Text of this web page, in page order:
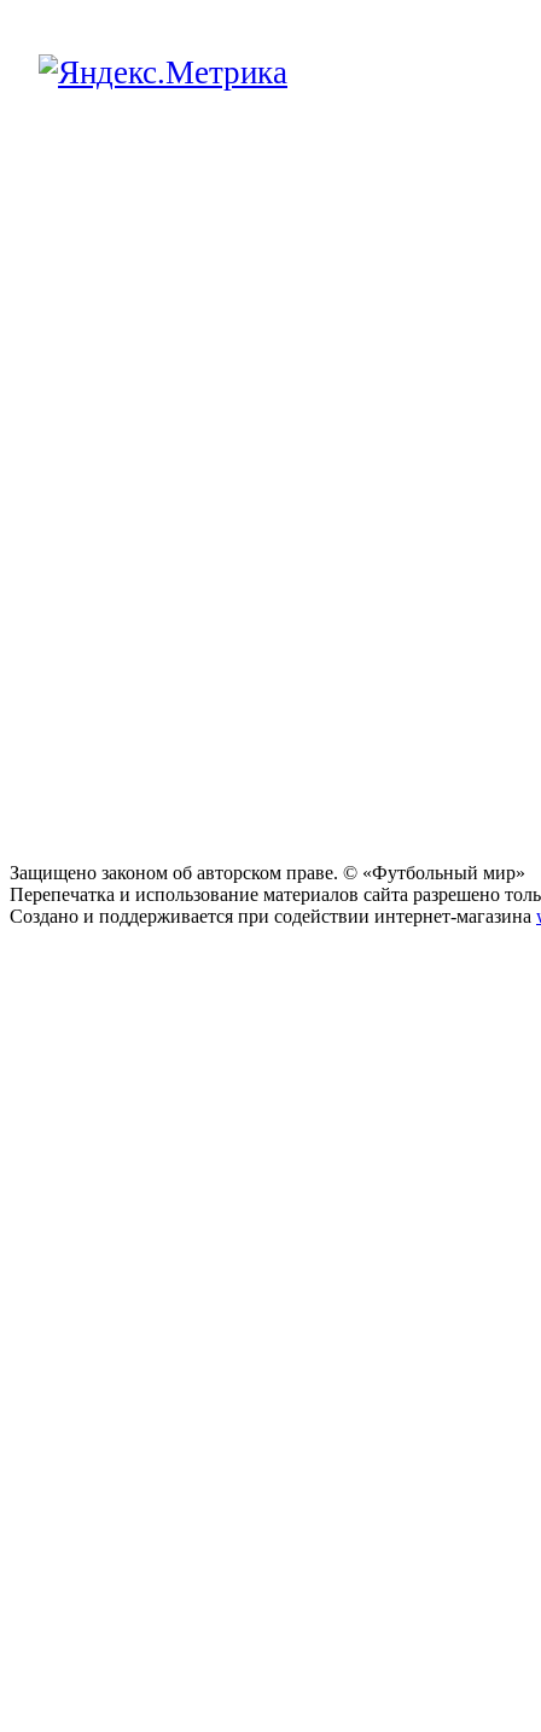
Защищено законом об авторском праве. © «Футбольный мир»
Перепечатка и использование материалов сайта разрешено
Создано и поддерживается при содействии интернет-магазина